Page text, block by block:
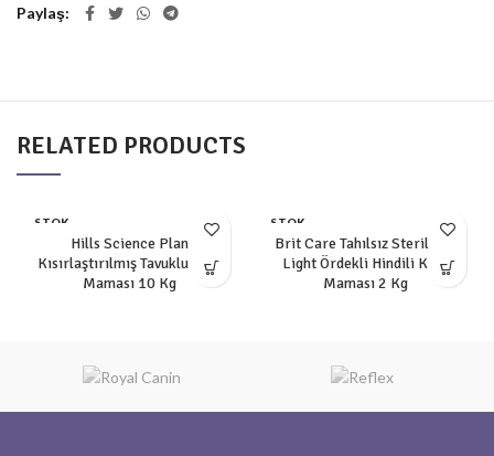
Paylaş
RELATED PRODUCTS
STOK
Hills Science Plan
Kısırlaştırılmış Tavuklu Kedi
Maması 10 Kg
STOK
YOK
Brit Care Tahılsız Sterilised
Light Ördekli Hindili Kedi
Maması 2 Kg